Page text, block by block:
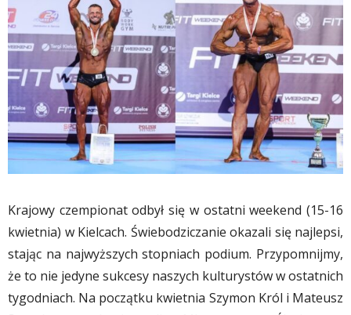
Krajowy czempionat odbył się w ostatni weekend (15-16
kwietnia) w Kielcach. Świebodziczanie okazali się najlepsi,
stając na najwyższych stopniach podium. Przypomnijmy,
że to nie jedyne sukcesy naszych kulturystów w ostatnich
tygodniach. Na początku kwietnia Szymon Król i Mateusz